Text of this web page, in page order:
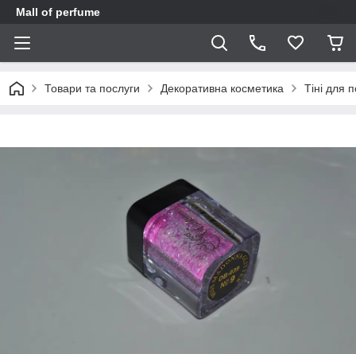
Mall of perfume
Товари та послуги Декоративна косметика Тіні для